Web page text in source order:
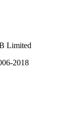
Limited
2018